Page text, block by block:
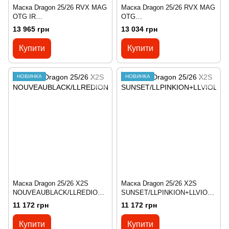
Маска Dragon 25/26 RVX MAG
OTG IR
THRILL/LLECLIPSEIR+LLVIOL
13 965 грн
Купити
Маска Dragon 25/26 RVX MAG
OTG
RATTLED/LLREDION+LLAMBE
13 034 грн
Купити
НОВИНКА
Маска Dragon 25/26 X2S
NOUVEAUBLACK/LLREDION+
LLLTROSE
11 172 грн
Купити
НОВИНКА
Маска Dragon 25/26 X2S
SUNSET/LLPINKION+LLVIOLE
T
11 172 грн
Купити